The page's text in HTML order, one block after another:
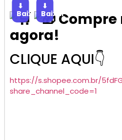
⬇
Baixar
⬇
BaixarCompre
agora!
CLIQUE AQUI👇
https://s.shopee.com.br/
share_channel_code=1